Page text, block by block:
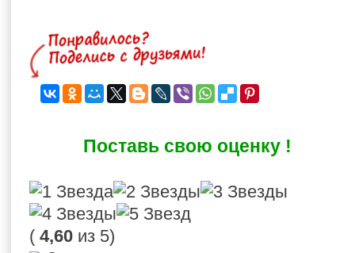
Поставь свою оценку !
( 4,60из 5)